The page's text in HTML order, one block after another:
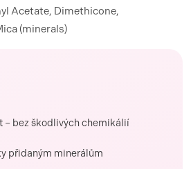
Acetate, Dimethicone,
(minerals)
– bez škodlivých chemikálií
přidaným minerálům